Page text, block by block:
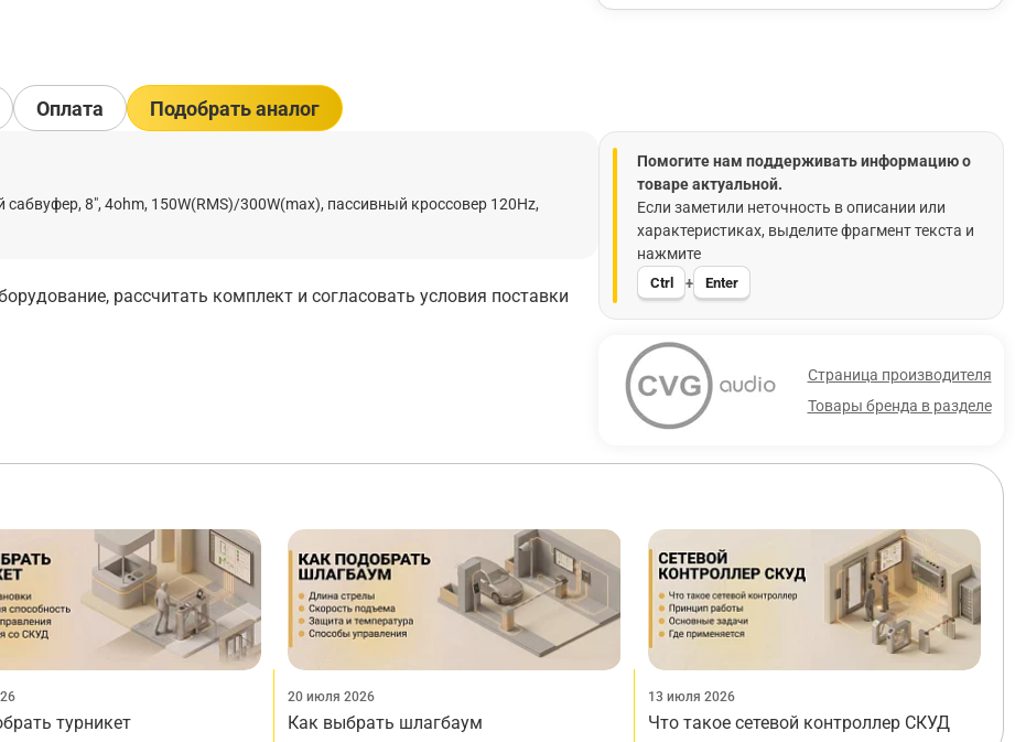
8", 4ohm, 150W(RMS)/300W(max), пассивный кроссовер 120Hz,
рассчитать комплект и согласовать условия поставки
Помогите нам поддерживать информацию о
товаре актуальной.
Если заметили неточность в описании или
характеристиках, выделите фрагмент текста и
нажмите
Ctrl + Enter
Страница производителя
Товары бренда в разделе
Оплата Подобрать аналог
турникет
20 июля 2026
Как выбрать шлагбаум
13 июля 2026
Что такое сетевой контроллер СКУД